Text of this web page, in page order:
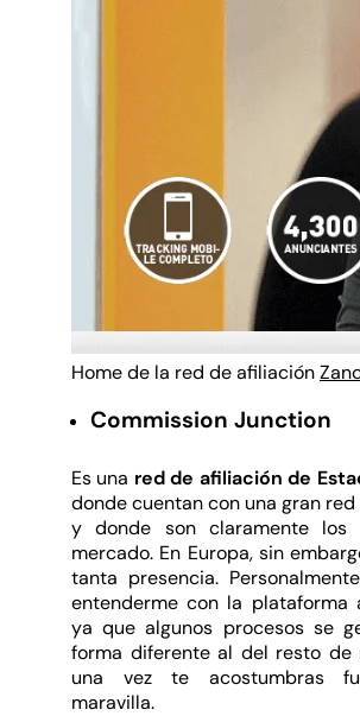
Home de la red de afiliación
Commission Junction
Es una red de afiliación de
donde cuentan con una gran
y donde son claramente los
mercado. En Europa, sin
tanta presencia.
entenderme con la plataforma
ya que algunos procesos se
forma diferente al del resto de
una vez te acostumbras
maravilla.